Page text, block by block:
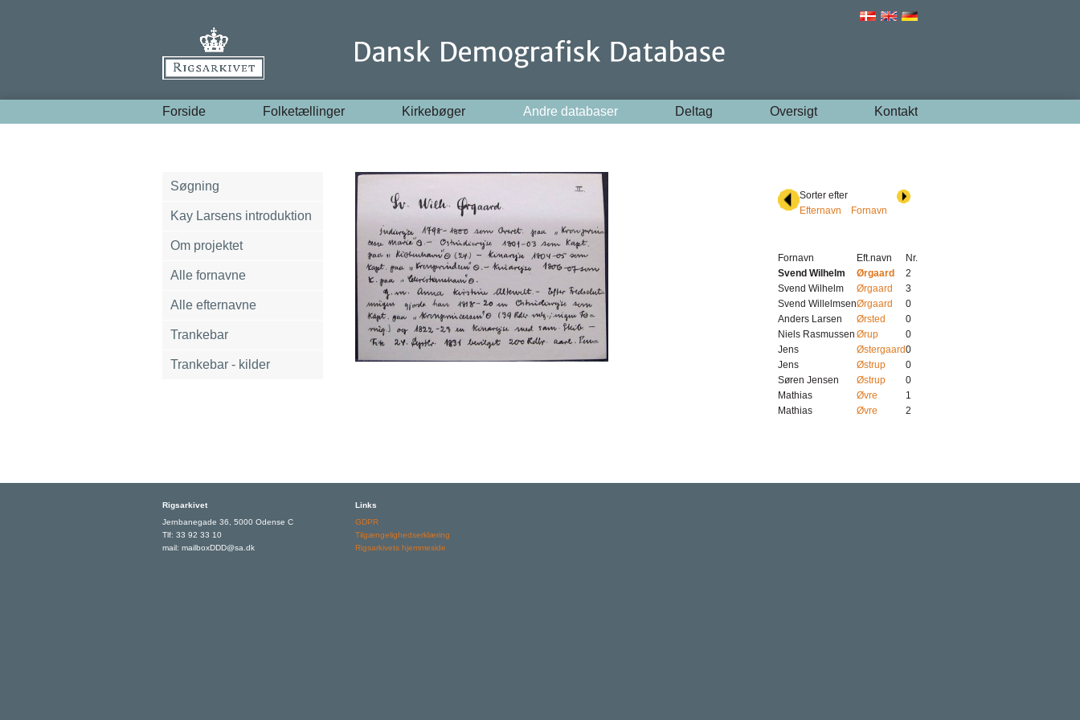
Forside Folketællinger Kirkebøger Andre databaser Deltag Oversigt Kontakt
Søgning
Kay Larsens introduktion
Om projektet
Alle fornavne
Alle efternavne
Trankebar
Trankebar - kilder
Sorter efter
Efternavn
Fornavn
Fornavn Eft.navn
Nr.
Svend Wilhelm
Ørgaard
2
Svend Wilhelm
Ørgaard
3
Svend WillelmsenØrgaard
0
Anders Larsen
Ørsted
0
Niels Rasmussen Ørup
0
Jens
Østergaard0
Jens
Østrup
0
Søren Jensen
Østrup
0
Mathias
Øvre
1
Mathias
Øvre 2
Rigsarkivet
Jernbanegade 36, 5000 Odense C
Tlf: 33 92 33 10
mail: mailboxDDD@sa.dk
Links
GDPR
Tilgængelighedserklæring
Rigsarkivets hjemmeside